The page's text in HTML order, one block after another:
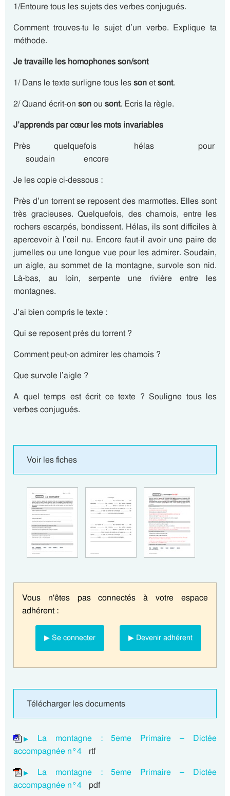
1/Entoure tous les sujets des verbes conjugués.
Comment trouves-tu le sujet d’un verbe. Explique ta
méthode.
Je travaille les homophones son/sont
1/ Dans le texte surligne tous lessonetsont.
2/ Quand écrit-on sonou sont. Ecris la règle.
J’apprends par cœur les mots invariables
Près quelquefois hélas pour
soudain encore
Je les copie ci-dessous :
Près d’un torrent se reposent des marmottes. Elles sont
très gracieuses. Quelquefois, des chamois, entre les
rochers escarpés, bondissent. Hélas, ils sont difficiles à
apercevoir à l’œil nu. Encore faut-il avoir une paire de
jumelles ou une longue vue pour les admirer. Soudain,
un aigle, au sommet de la montagne, survole son nid.
Là-bas, au loin, serpente une rivière entre les
montagnes.
J’ai bien compris le texte :
Qui se reposent près du torrent ?
Comment peut-on admirer les chamois ?
Que survole l’aigle ?
A quel temps est écrit ce texte ? Souligne tous les
verbes conjugués.
Voir les fiches
Vous n'êtes pas connectés à votre espace
adhérent :
▶ Se connecter ▶ Devenir adhérent
Télécharger les documents
La montagne : 5eme Primaire – Dictée
accompagnée n°4
rtf
La montagne : 5eme Primaire – Dictée
accompagnée n°4 pdf